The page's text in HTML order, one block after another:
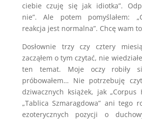
ciebie czuję się jak idiotka”.
nie”. Ale potem pomyślałem:
reakcja jest normalna”. Chcę wam
Dosłownie trzy czy cztery
zacząłem o tym czytać, nie
ten temat. Moje oczy robiły
próbowałem… Nie potrzebuję
dziwacznych książek, jak „Corpus
„Tablica Szmaragdowa” ani tego
ezoterycznych pozycji o